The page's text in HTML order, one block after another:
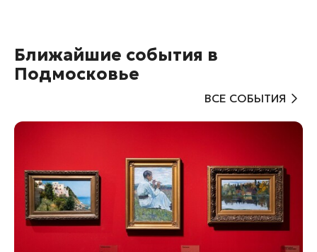
Ближайшие события в
Подмосковье
ВСЕ СОБЫТИЯ